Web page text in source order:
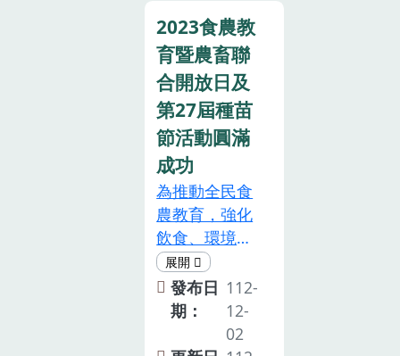
的小番茄！↑
陳昱初場長
（右）及黃靜
玉總幹事
（左）共同主
持田間觀摩會
↑本場陳昱初
場長至安東國
小和小朋友同
樂番茄的奇幻
旅程↑安東國
小致贈感謝狀
↑吳世彥理事
長化身番茄老
師帶領小朋友
加民眾每人一
包有機質肥料
試用，並有現
場民眾立即下
訂單500包有
機質肥料，讓
觀摩會現場氣
氛達到最高
潮，現場參加
人員約80餘
人，活動圓滿
結束。↑本場
陳昱初副場長
（中）主持觀
擇及利用，提
升競爭力↑羅
正宗場長主持
本次觀摩會↑
臺中區農業改
良場埔里分場
陳裕星分場長
致詞↑信義鄉
農會何建中總
幹事致詞↑南
投縣信義鄉公
所全皓翔課長
致詞↑楊黃火
班長分享茄
砧‘臺南1號’的
明豐3號短、
抗倒伏倒折且
耐逆境，於3
月29日播種，
7月初籽粒含
水量已降至
26∼28%，已
達採收標準，
不必擔心影響
二期水稻播種
時期。搭配雲
林地區硬質玉
米一期作產量
比二期作產量
所及農會長
官、農業產業
界、學術界、
媒體記者等農
業先進共計
280餘人與會
參加。羅正宗
場長開場致詞
表示，目前淨
零碳排是政府
的重要政策，
而農業土壤健
康與碳匯管理
是實現這一目
標的重要環
2023食農教
育暨農畜聯
合開放日及
第27屆種苗
節活動圓滿
成功
為推動全民食
農教育，強化
飲食、環境與
農業之連結，
並促進國民對
國產農產品及
農業文化的認
發布日
期：
112-
12-
02